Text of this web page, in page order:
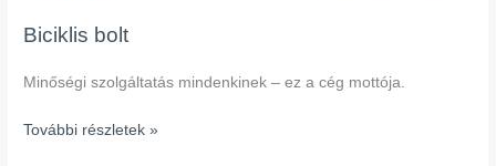
Biciklis bolt
Minőségi szolgáltatás mindenkinek – ez a cég mottója.
További részletek »